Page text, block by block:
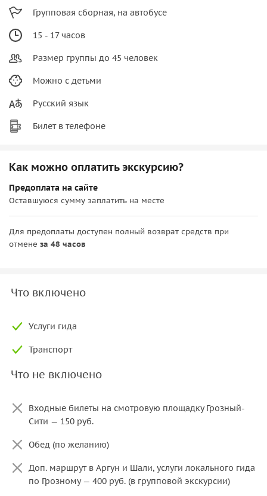
Групповая сборная, на автобусе
15 - 17 часов
Размер группы до 45 человек
Можно с детьми
Русский язык
Билет в телефоне
Как можно оплатить экскурсию?
Предоплата на сайте
Оставшуюся сумму заплатить на месте
Для предоплаты доступен полный возврат средств при
отмене за 48 часов
Что включено
Услуги гида
Транспорт
Что не включено
Входные билеты на смотровую площадку Грозный-
Сити — 150 руб.
Обед (по желанию)
Доп. маршрут в Аргун и Шали, услуги локального гида
по Грозному — 400 руб. (в групповой экскурсии)